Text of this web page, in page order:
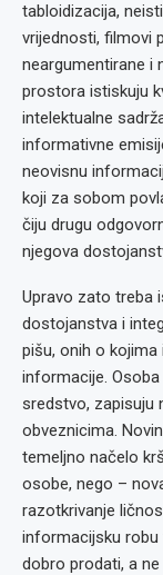
tabloidizacija,
vrijednosti, filmovi
neargumentirane i
prostora istiskuju
intelektualne
informativne
neovisnu
koji za sobom
čiju drugu
njegova
Upravo zato treba
dostojanstva i
pišu, onih o kojima
informacije.
sredstvo, zapisuju
obveznicima.
temeljno načelo
osobe, nego –
razotkrivanje
informacijsku robu
dobro prodati, a